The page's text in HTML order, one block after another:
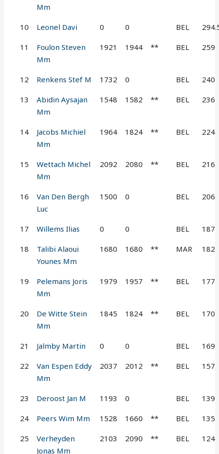
Mm
10 Leonel Davi 0 0 BEL
11
Foulon Steven
Mm
1921 1944 ** BEL 259
12 Renkens Stef M 1732 0 BEL 240
13
Abidin Aysajan
Mm
1548 1582 ** BEL 236
14
Jacobs Michiel
Mm
1964 1824 ** BEL 224
15
Wettach Michel
Mm
2092 2080 ** BEL 216
16
Van Den Bergh
Luc
1500 0 BEL 206
17 Willems Ilias 0 0 BEL 187
18
Talibi Alaoui
Younes Mm
1680 1680 ** MAR 182
19
Pelemans Joris
Mm
1979 1957 ** BEL 177
20
De Witte Stein
Mm
1845 1824 ** BEL 170
21 Jalmby Martin 0 0 BEL 169
22
Van Espen Eddy
Mm
2037 2012 ** BEL 157
23 Deroost Jan M 1193 0 BEL 139
24 Peers Wim Mm 1528 1660 ** BEL 135
25
Verheyden
Jonas Mm
2103 2090 ** BEL 124